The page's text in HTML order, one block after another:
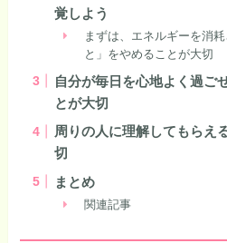
覚しよう
まずは、エネルギーを消
と」をやめることが大切
自分が毎日を心地よく過ご
とが大切
周りの人に理解してもらえ
切
まとめ
関連記事